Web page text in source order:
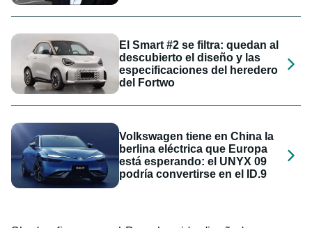
El Smart #2 se filtra: quedan al
descubierto el diseño y las
especificaciones del heredero
del Fortwo
Volkswagen tiene en China la
berlina eléctrica que Europa
está esperando: el UNYX 09
podría convertirse en el ID.9